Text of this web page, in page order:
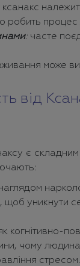
ксанакс
робить
: часте
може
від
є
уникнути
когнітивно-
чому людина
стресом.